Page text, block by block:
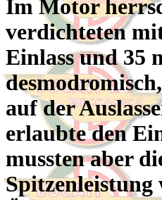
Im Motor
verdichteten
Einlass und 35
auf der
erlaubte den
mussten aber
Spitzenleistung